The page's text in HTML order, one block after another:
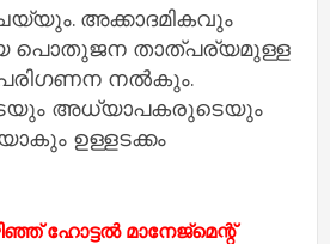
അക്കാദമികവും
പൊതുജന താത്പര്യമുള്ള
നല്‍കും.
അധ്യാപകരുടെയും
ഉള്ളടക്കം
ഹോട്ടൽ മാനേജ്മെന്റ്